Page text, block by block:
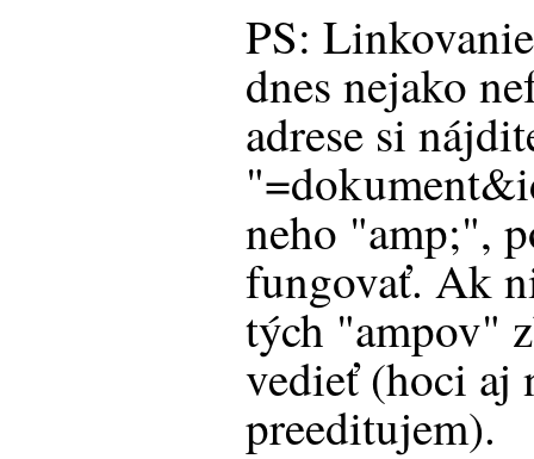
PS:
dnes nejako
adrese si
neho "amp;",
fungovať. Ak
tých "ampov"
vedieť (hoci aj
preeditujem).